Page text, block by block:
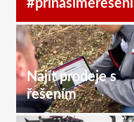
Najít prodeje s
řešením